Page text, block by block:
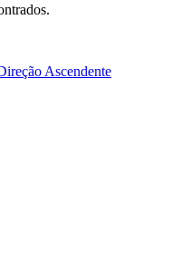
Ascendente